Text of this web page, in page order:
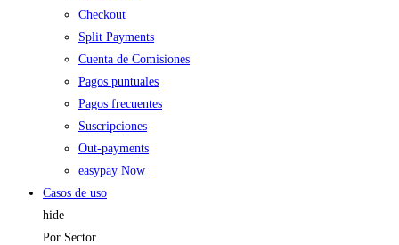
Checkout
Split Payments
Cuenta de Comisiones
Pagos puntuales
Pagos frecuentes
Suscripciones
Out-payments
easypay Now
Casos de uso
hide
Por Sector